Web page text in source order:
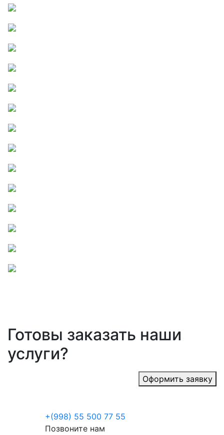
Готовы заказать наши
услуги?
Оформить заявку
+(998) 55 500 77 55
Позвоните нам